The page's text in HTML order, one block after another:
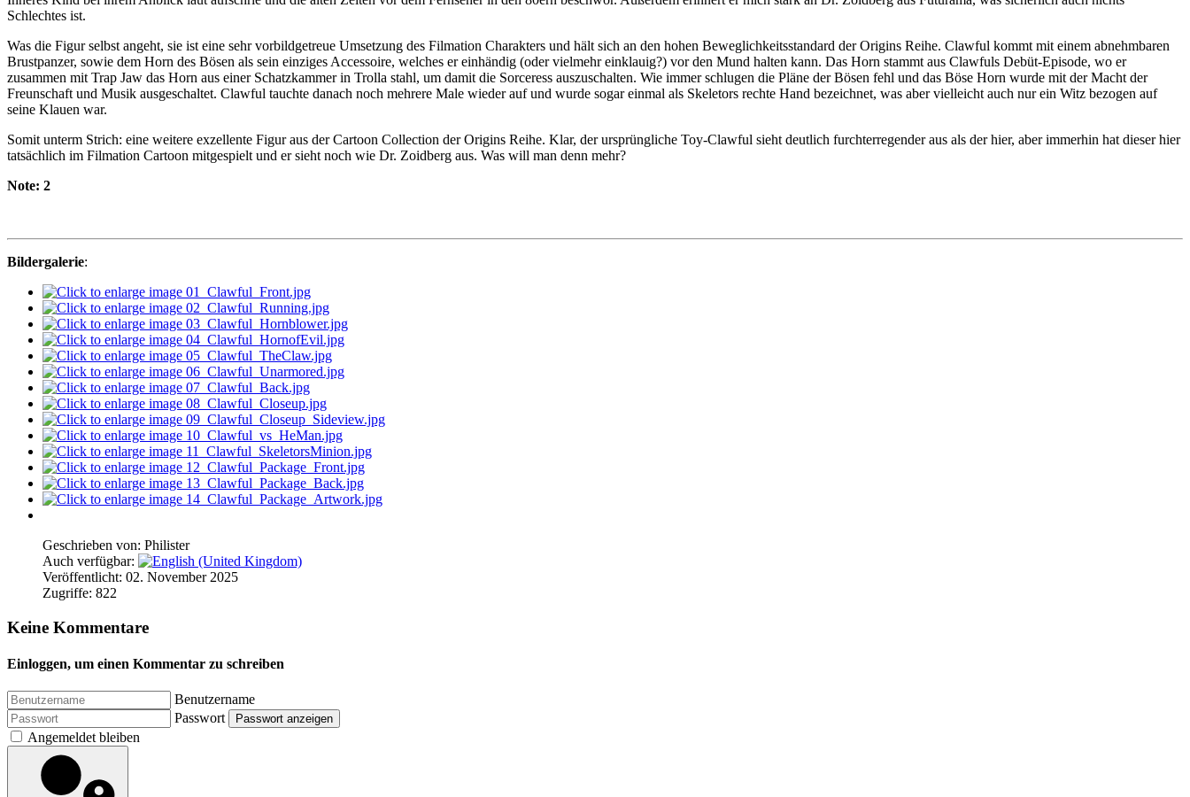
Schlechtes ist.
Was die Figur selbst angeht, sie ist eine sehr vorbildgetreue Umsetzung des Filmation Charakters und hält sich an den hohen Beweglichkeitsstandard der Origins Reihe. Clawful kommt mit einem abnehmbaren
Brustpanzer, sowie dem Horn des Bösen als sein einziges Accessoire, welches er einhändig (oder vielmehr einklauig?) vor den Mund halten kann. Das Horn stammt aus Clawfuls Debüt-Episode, wo er
zusammen mit Trap Jaw das Horn aus einer Schatzkammer in Trolla stahl, um damit die Sorceress auszuschalten. Wie immer schlugen die Pläne der Bösen fehl und das Böse Horn wurde mit der Macht der
Freunschaft und Musik ausgeschaltet. Clawful tauchte danach noch mehrere Male wieder auf und wurde sogar einmal als Skeletors rechte Hand bezeichnet, was aber vielleicht auch nur ein Witz bezogen auf
seine Klauen war.
Somit unterm Strich: eine weitere exzellente Figur aus der Cartoon Collection der Origins Reihe. Klar, der ursprüngliche Toy-Clawful sieht deutlich furchterregender aus als der hier, aber immerhin hat dieser hier
tatsächlich im Filmation Cartoon mitgespielt und er sieht noch wie Dr. Zoidberg aus. Was will man denn mehr?
Note: 2
Bildergalerie:
Geschrieben von: Philister
Auch verfügbar:
Veröffentlicht: 02. November 2025
Zugriffe: 822
Keine Kommentare
Einloggen, um einen Kommentar zu schreiben
Benutzername
Passwort
Passwort anzeigen
Angemeldet bleiben